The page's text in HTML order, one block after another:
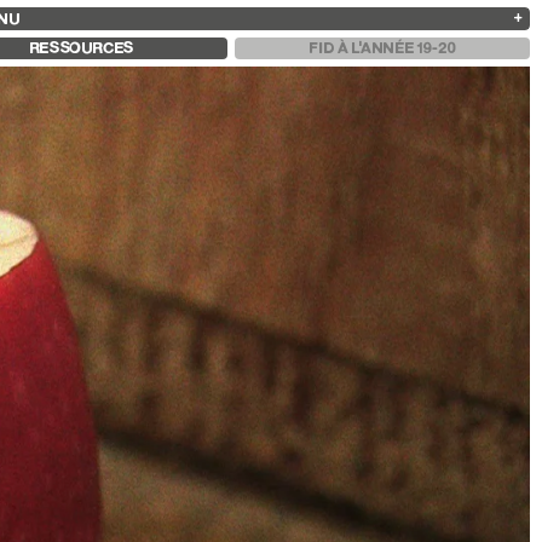
13
2025
2024
2023
2021
2020
2019
RESSOURCES FID À L'ANNÉE 19-20